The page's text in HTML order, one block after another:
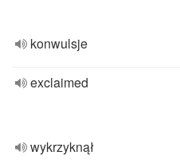
konwulsje
exclaimed
wykrzyknął